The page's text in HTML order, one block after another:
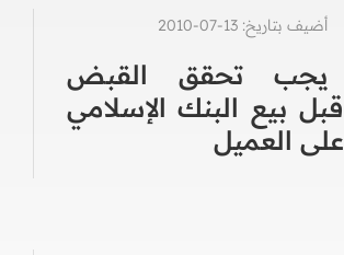
أضيف بتاريخ: 13-07-2010
يجب تحقق القبض
قبل بيع البنك الإسلامي
على العميل